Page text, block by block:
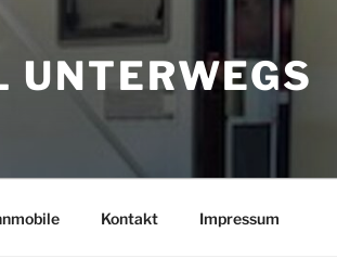
UNTERWEGS
Kontakt Impressum